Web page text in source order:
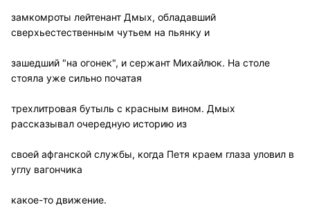
замкомроты лейтенант Дмых, обладавший
сверхьестественным чутьем на пьянку и
зашедший "на огонек", и сержант Михайлюк. На столе
стояла уже сильно початая
трехлитровая бутыль с красным вином. Дмых
рассказывал очередную историю из
своей афганской службы, когда Петя краем глаза уловил в
углу вагончика
какое-то движение.